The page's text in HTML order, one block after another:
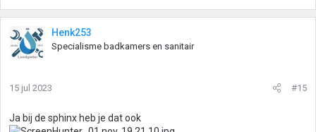
Henk253
Specialisme badkamers en sanitair
15 jul 2023 #15
Ja bij de sphinx heb je dat ook